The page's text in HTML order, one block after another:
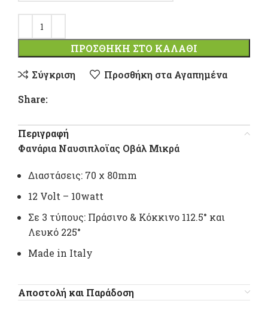
ΠΡΟΣΘΉΚΗ ΣΤΟ ΚΑΛΆΘΙ
Σύγκριση
Προσθήκη στα Αγαπημένα
Share:
Περιγραφή
Φανάρια Ναυσιπλοϊας Οβάλ Mικρά
Διαστάσεις: 70 χ 80mm
12 Volt – 10watt
Σε 3 τύπους: Πράσινο & Κόκκινο 112.5° και
Λευκό 225°
Made in Italy
Αποστολή και Παράδοση